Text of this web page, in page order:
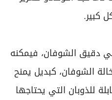
كبير.
دقيق الشوفان، فيمكنه
الشوفان، كبديل يمنح
للذوبان التي يحتاجها